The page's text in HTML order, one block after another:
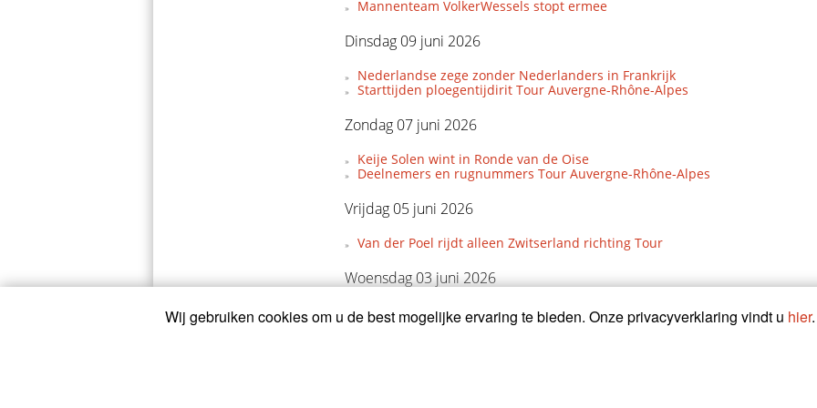
Mannenteam VolkerWessels stopt ermee
Dinsdag 09 juni 2026
Nederlandse zege zonder Nederlanders in Frankrijk
Starttijden ploegentijdirit Tour Auvergne-Rhône-Alpes
Zondag 07 juni 2026
Keije Solen wint in Ronde van de Oise
Deelnemers en rugnummers Tour Auvergne-Rhône-Alpes
Vrijdag 05 juni 2026
Van der Poel rijdt alleen Zwitserland richting Tour
Woensdag 03 juni 2026
Ridderronde haalt bergkoning Giro naar Maastricht
Wij gebruiken cookies om u de best mogelijke ervaring te bieden. Onze privacyverklaring vindt u hier.